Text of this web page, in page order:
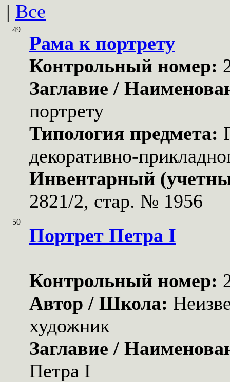
| Все
49
Рама к портрету
Контрольный номер:
Заглавие /
портрету
Типология предмета:
декоративно-
Инвентарный
2821/2, стар. № 1956
50
Портрет Петра I
Контрольный номер:
Автор / Школа:
художник
Заглавие /
Петра I